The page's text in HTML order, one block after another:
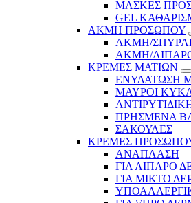
ΜΑΣΚΕΣ
GEL
ΑΚΜΗ ΠΡΟΣΩΠΟΥ
ΑΚΜΗ/
ΑΚΜΗ/
ΚΡΕΜΕΣ ΜΑΤΙΩΝ
ΕΝΥΔΑΤΩΣΗ
ΜΑΥΡΟΙ
ΠΡΗΣΜΕΝΑ
ΣΑΚΟΥΛΕΣ
ΚΡΕΜΕΣ
ΑΝΑΠΛΑΣΗ
ΓΙΑ ΛΙΠΑΡΟ
ΓΙΑ ΜΙΚΤΟ